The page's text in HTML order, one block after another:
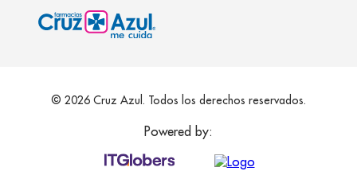
© 2026 Cruz Azul. Todos los derechos reservados.
Powered by: